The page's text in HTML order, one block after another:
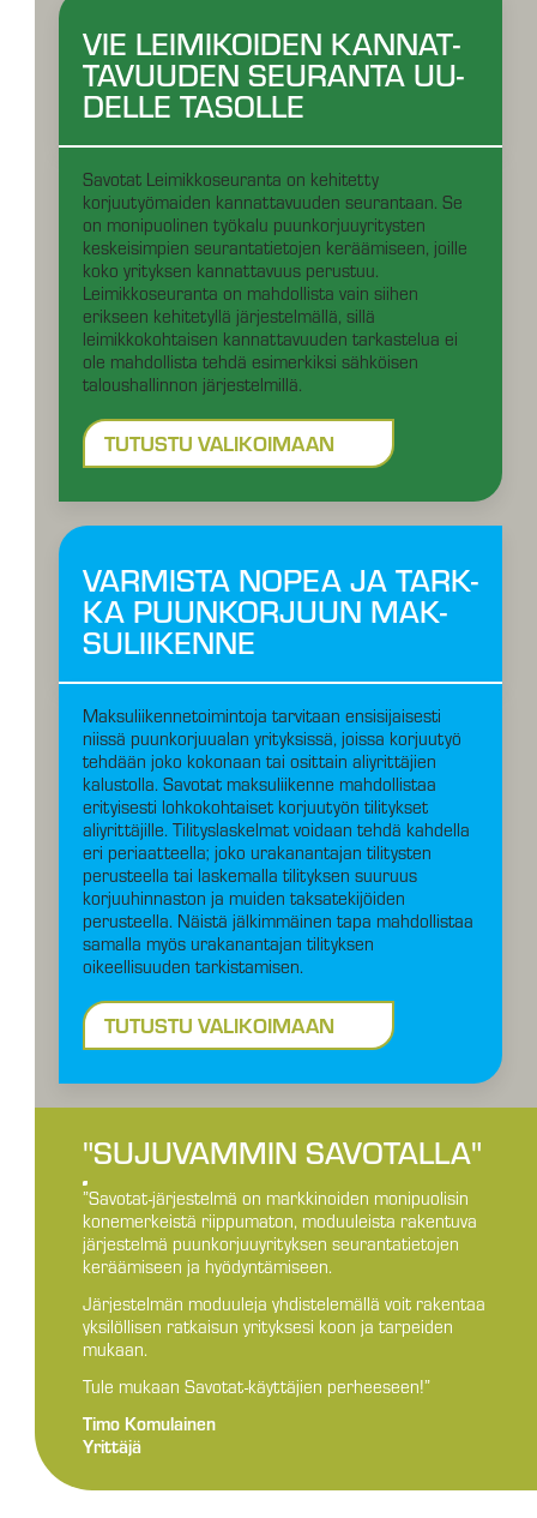
VIE LEIMIKOIDEN KAN­NAT­
TA­VUU­DEN SEU­RAN­TA UU­
DEL­LE TA­SOL­LE
Savotat Leimikkoseuranta on kehitetty
korjuutyömaiden kannattavuuden seurantaan. Se
on monipuolinen työkalu puunkorjuuyritysten
keskeisimpien seurantatietojen keräämiseen, joille
koko yrityksen kannattavuus perustuu.
Leimikkoseuranta on mahdollista vain siihen
erikseen kehitetyllä järjestelmällä, sillä
leimikkokohtaisen kannattavuuden tarkastelua ei
ole mahdollista tehdä esimerkiksi sähköisen
taloushallinnon järjestelmillä.
TUTUSTU VALIKOIMAAN
VARMISTA NO­PEA JA TARK­
KA PUUN­KOR­JUUN MAK­
SU­LII­KEN­NE
Maksuliikennetoimintoja tarvitaan ensisijaisesti
niissä puunkorjuualan yrityksissä, joissa korjuutyö
tehdään joko kokonaan tai osittain aliyrittäjien
kalustolla. Savotat maksuliikenne mahdollistaa
erityisesti lohkokohtaiset korjuutyön tilitykset
aliyrittäjille. Tilityslaskelmat voidaan tehdä kahdella
eri periaatteella; joko urakanantajan tilitysten
perusteella tai laskemalla tilityksen suuruus
korjuuhinnaston ja muiden taksatekijöiden
perusteella. Näistä jälkimmäinen tapa mahdollistaa
samalla myös urakanantajan tilityksen
oikeellisuuden tarkistamisen.
TUTUSTU VALIKOIMAAN
"SUJUVAMMIN SAVOTALLA"
”Savotat-järjestelmä on markkinoiden monipuolisin
konemerkeistä riippumaton, moduuleista rakentuva
järjestelmä puunkorjuuyrityksen seurantatietojen
keräämiseen ja hyödyntämiseen.
Järjestelmän moduuleja yhdistelemällä voit rakentaa
yksilöllisen ratkaisun yrityksesi koon ja tarpeiden
mukaan.
Tule mukaan Savotat-käyttäjien perheeseen!”
Timo Komulainen
Yrittäjä